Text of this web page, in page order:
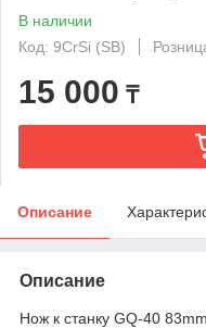
В наличии
Код: 9CrSi (SB)
15 000 ₸
Описание
Описание
Нож к станку GQ-40